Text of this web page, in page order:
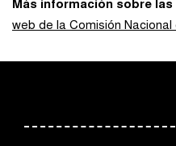
Más información sobre
web de la Comisión